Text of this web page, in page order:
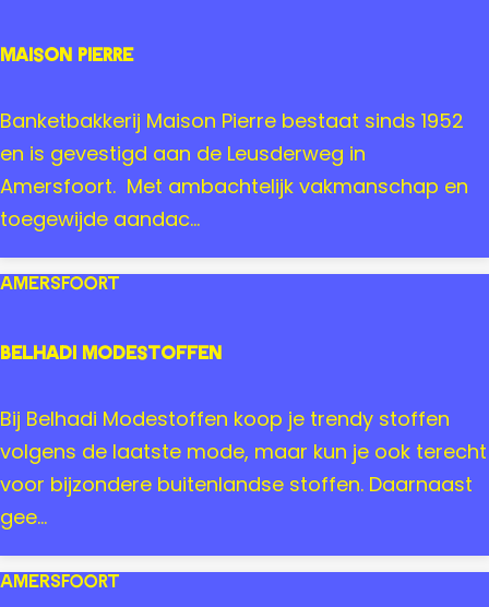
s
o
r
t
2
0
0
A
m
r
f
o
r
t
MAISON PIERRE
M
A
I
S
O
N
I
R
R
E
Banketbakkerij Maison Pierre bestaat sinds 1952
en is gevestigd aan de Leusderweg in
Amersfoort. Met ambachtelijk vakmanschap en
toegewijde aandac...
Belhadi Modestoffen
B
e
l
h
a
d
Bij Belhadi Modestoffen koop je trendy stoffen
volgens de laatste mode, maar kun je ook terecht
voor bijzondere buitenlandse stoffen. Daarnaast
gee...
Amersfoort
Amersfoort